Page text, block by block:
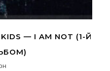
— I AM NOT (1-Й